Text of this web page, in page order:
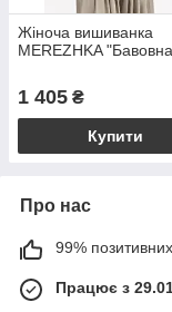
Жіноча вишиванка
MEREZHKA
1 405 ₴
Купити
Про нас
99% позитивних
Працює з